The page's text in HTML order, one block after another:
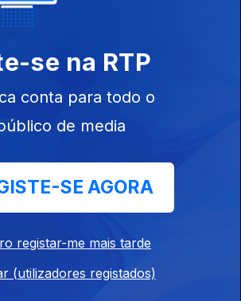
Ep. 1
se na RTP
conta para todo o
de media
SE AGORA
registar-me mais tarde
(utilizadores registados)